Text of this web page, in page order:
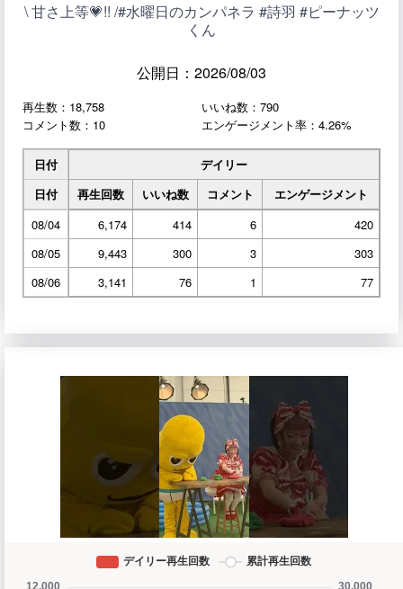
\ 甘さ上等💗!! /#水曜日のカンパネラ #詩羽 #ピーナッツ
くん
公開日：2026/08/03
再生数：18,758
いいね数：790
コメント数：10
エンゲージメント率：4.26%
日付
デイリー
日付
再生回数 いいね数 コメント
エンゲージメント
08/04
6,174 414 6
420
08/05
9,443 300 3
303
08/06
3,141 76 1 77